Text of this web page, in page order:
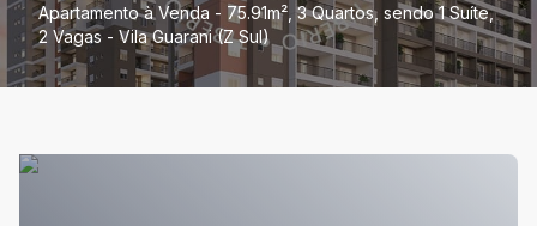
Apartamento à Venda - 75.91m², 3 Quartos, sendo 1 Suíte,
2 Vagas - Vila Guarani (Z Sul)